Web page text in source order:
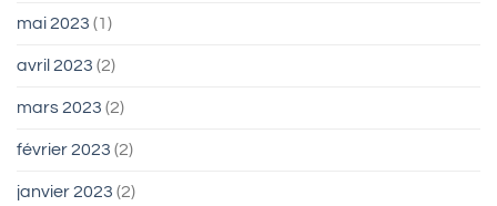
mai 2023 (1)
avril 2023 (2)
mars 2023 (2)
février 2023 (2)
janvier 2023 (2)